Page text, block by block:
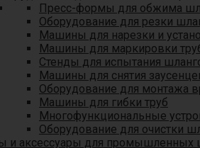
Пресс-формы для обжима
Оборудование для резки
Машины для нарезки и
Машины для маркировки
Стенды для испытания
Машины для снятия
Оборудование для монтажа
Машины для гибки труб
Многофункциональные
Оборудование для очистки
и аксессуары для промышленных